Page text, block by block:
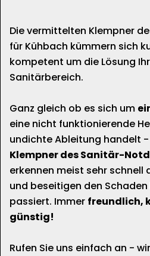
Die vermittelten Klempner
für Kühbach kümmern sich
kompetent um die Lösung
Sanitärbereich.
Ganz gleich ob es sich um
eine nicht funktionierende
undichte Ableitung handelt
Klempner des Sanitär-
erkennen meist sehr schnell
und beseitigen den
passiert. Immer freundlich,
günstig!
Rufen Sie uns einfach an -